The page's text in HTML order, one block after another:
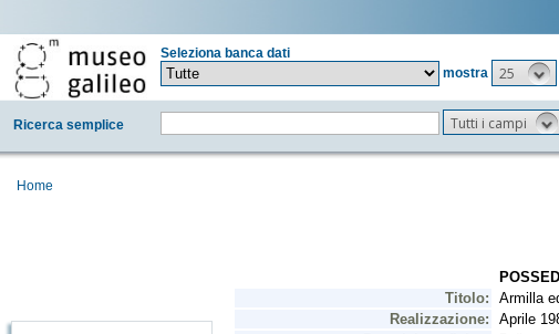
Seleziona banca dati
mostra
25
Ricerca semplice Tutti i campi
Home